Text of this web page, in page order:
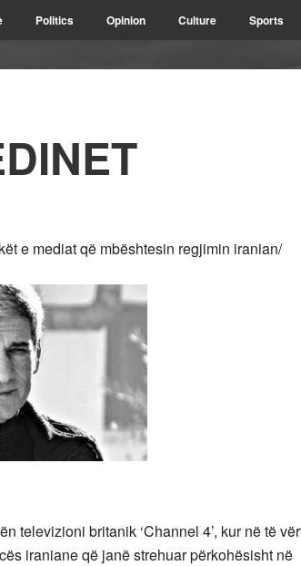
Politics Opinion Culture Sports
e mediat që mbështesin regjimin iranian/
televizioni britanik ‘Channel 4’, kur në të
iraniane që janë strehuar përkohësisht në